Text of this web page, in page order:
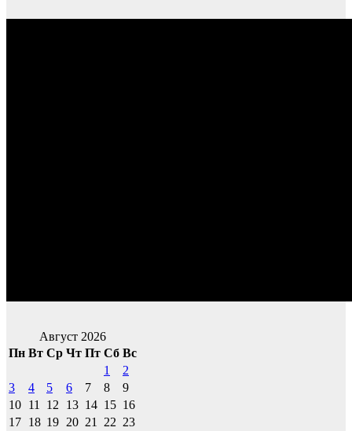
Август 2026
Пн Вт Ср Чт Пт Сб Вс
1
2
3
4 5 6 7 8
9
10 11 12 13 14 15 16
17 18 19 20 21 22 23